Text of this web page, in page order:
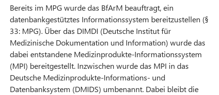
Bereits im MPG wurde das BfArM beauftragt, ein
datenbankgestütztes Informationssystem bereitzustellen (§
33: MPG). Über das DIMDI (Deutsche Institut für
Medizinische Dokumentation und Information) wurde das
dabei entstandene Medizinprodukte-Informationssystem
(MPI) bereitgestellt. Inzwischen wurde das MPI in das
Deutsche Medizinprodukte-Informations- und
Datenbanksystem (DMIDS) umbenannt. Dabei bleibt die